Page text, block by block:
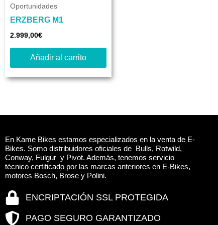
Oportunidades
ERZBERG M1
2.999,00€
Añadir al carrito
En Kame Bikes estamos especializados en la venta de E-
Bikes. Somo distribuidores oficiales de Bulls, Rotwild,
Conway, Fulgur y Pivot. Además, tenemos servicio
técnico certificado por las marcas anteriores en E-Bikes,
motores Bosch, Brose y Polini.
ENCRIPTACIÓN SSL PROTEGIDA
PAGO SEGURO GARANTIZADO